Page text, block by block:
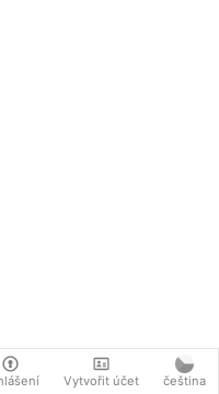
Vytvořit účet čeština